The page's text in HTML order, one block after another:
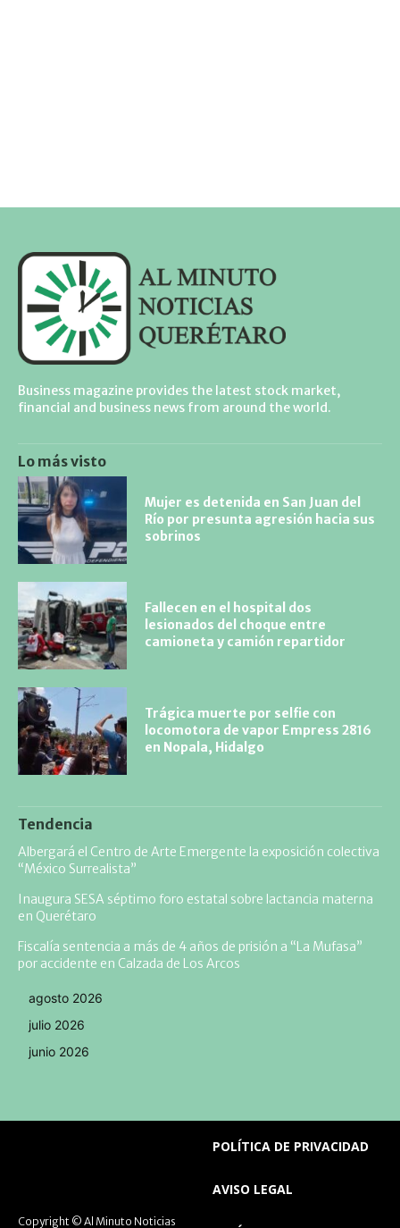
Business magazine provides the latest stock market,
financial and business news from around the world.
Lo más visto
Mujer es detenida en San Juan del
Río por presunta agresión hacia sus
sobrinos
Fallecen en el hospital dos
lesionados del choque entre
camioneta y camión repartidor
Trágica muerte por selfie con
locomotora de vapor Empress 2816
en Nopala, Hidalgo
Tendencia
Albergará el Centro de Arte Emergente la exposición colectiva
“México Surrealista”
Inaugura SESA séptimo foro estatal sobre lactancia materna
en Querétaro
Fiscalía sentencia a más de 4 años de prisión a “La Mufasa”
por accidente en Calzada de Los Arcos
agosto 2026
julio 2026
junio 2026
Copyright © Al Minuto Noticias
POLÍTICA DE PRIVACIDAD
AVISO LEGAL